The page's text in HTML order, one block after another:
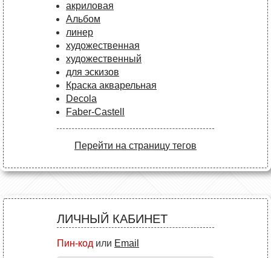
акриловая
Альбом
линер
художественная
художественный
для эскизов
Краска акварельная
Decola
Faber-Castell
Перейти на страницу тегов
ЛИЧНЫЙ КАБИНЕТ
Пин-код или Email